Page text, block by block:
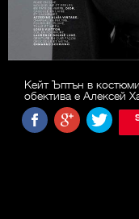
Кейт Ъптън в
обектива е Алексей